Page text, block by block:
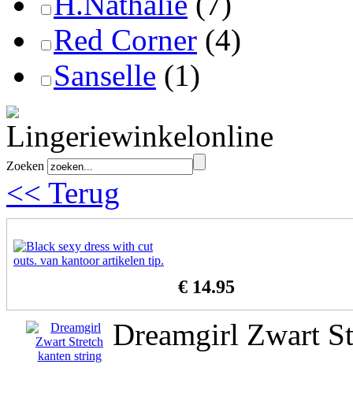
Red Corner (4)
Sanselle (1)
Zoeken
<< Terug
€ 14.95
Dreamgirl Zwart